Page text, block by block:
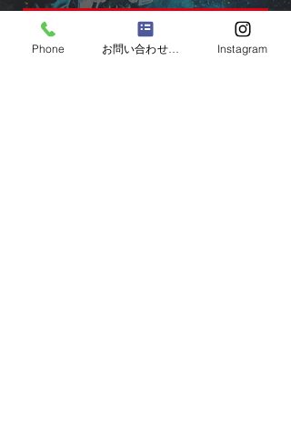
お問い合わせフォーム
Phone お問い合わせフォーム Instagram